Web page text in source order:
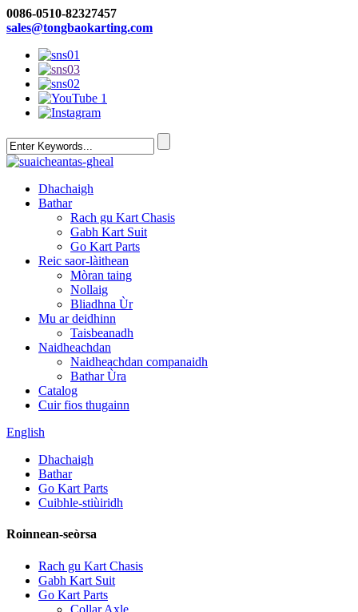
0086-0510-82327457
sales@tongbaokarting.com
Dhachaigh
Bathar
Rach gu Kart Chasis
Gabh Kart Suit
Go Kart Parts
Reic saor-làithean
Mòran taing
Nollaig
Bliadhna Ùr
Mu ar deidhinn
Taisbeanadh
Naidheachdan
Naidheachdan companaidh
Bathar Ùra
Catalog
Cuir fios thugainn
English
Dhachaigh
Bathar
Go Kart Parts
Cuibhle-stiùiridh
Roinnean-seòrsa
Rach gu Kart Chasis
Gabh Kart Suit
Go Kart Parts
Collar Axle